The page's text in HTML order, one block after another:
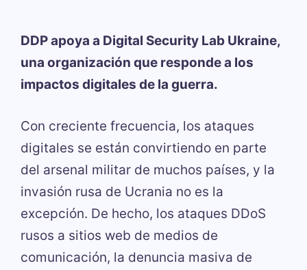
DDP apoya a Digital Security Lab Ukraine,
una organización que responde a los
impactos digitales de la guerra.
Con creciente frecuencia, los ataques
digitales se están convirtiendo en parte
del arsenal militar de muchos países, y la
invasión rusa de Ucrania no es la
excepción. De hecho, los ataques DDoS
rusos a sitios web de medios de
comunicación, la denuncia masiva de